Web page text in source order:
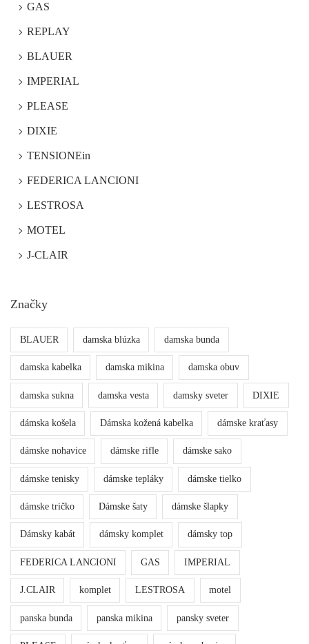
GAS
REPLAY
BLAUER
IMPERIAL
PLEASE
DIXIE
TENSIONEin
FEDERICA LANCIONI
LESTROSA
MOTEL
J-CLAIR
Značky
BLAUER damska blúzka damska bunda
damska kabelka damska mikina damska obuv
damska sukna damska vesta damsky sveter DIXIE
dámska košela Dámska kožená kabelka dámske kraťasy
dámske nohavice dámske rifle dámske sako
dámske tenisky dámske tepláky dámske tielko
dámske tričko Dámske šaty dámske šlapky
Dámsky kabát dámsky komplet dámsky top
FEDERICA LANCIONI GAS IMPERIAL
J.CLAIR komplet LESTROSA motel
panska bunda panska mikina pansky sveter